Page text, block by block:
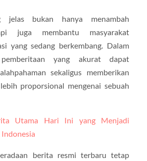
jelas bukan hanya menambah
juga membantu masyarakat
yang sedang berkembang. Dalam
yang akurat dapat
sekaligus memberikan
proporsional mengenai sebuah
Utama Hari Ini yang Menjadi
berita resmi terbaru tetap